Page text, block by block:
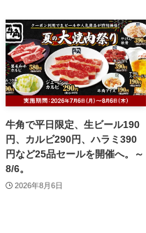
牛角で平日限定、生ビール190
円、カルビ290円、ハラミ390
円など25品セールを開催へ。～
8/6。
2026年8月6日